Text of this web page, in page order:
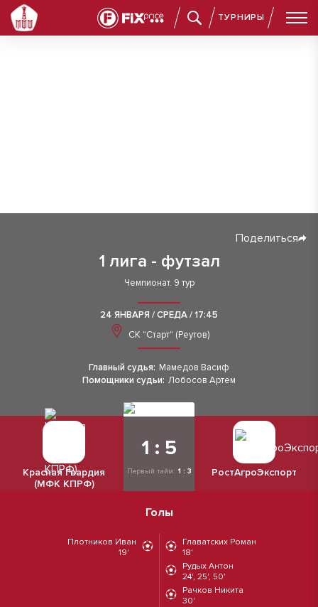
ТУРНИРЫ
1 лига - футзал
Поделиться
Чемпионат. 9 тур
24 ЯНВАРЯ / СРЕДА / 17:45
СК "Старт" (Реутов)
Главный судья: Мамедов Васиф
Помощники судьи: Лобосов Артем
Красная Гвардия
(МФК КПРФ)
1 : 5
Первый тайм: 1 : 3 РостАгроЭкспорт
Голы
Плотников Иван
19'
Главатских Роман
18'
Рудых Антон
24', 25', 50'
Рачков Никита
30'